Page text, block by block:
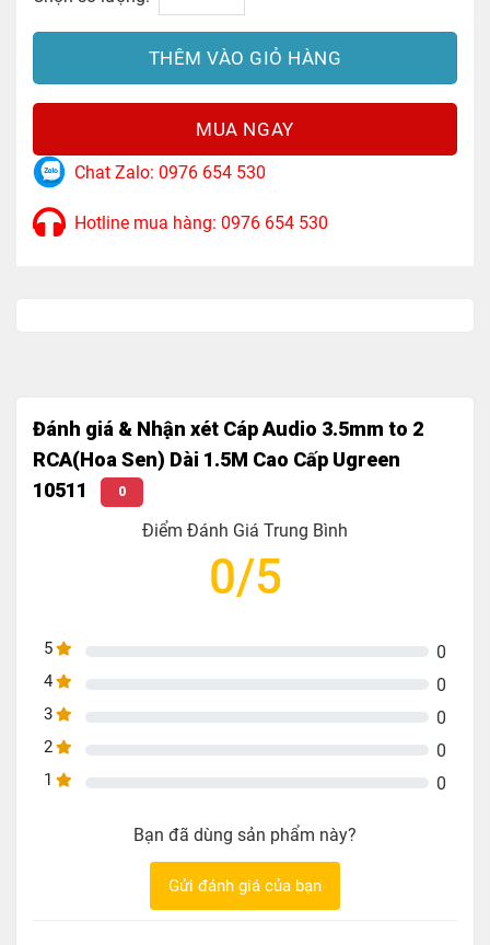
THÊM VÀO GIỎ HÀNG
MUA NGAY
Chat Zalo: 0976 654 530
Hotline mua hàng: 0976 654 530
Đánh giá & Nhận xét Cáp Audio 3.5mm to 2
RCA(Hoa Sen) Dài 1.5M Cao Cấp Ugreen
10511
0
Điểm Đánh Giá Trung Bình
0/5
5 0
4 0
3 0
2 0
1 0
Bạn đã dùng sản phẩm này?
Gửi đánh giá của bạn